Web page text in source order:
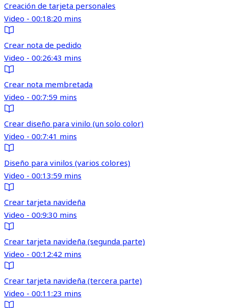
Creación de tarjeta personales
Video - 00:18:20 mins
Crear nota de pedido
Video - 00:26:43 mins
Crear nota membretada
Video - 00:7:59 mins
Crear diseño para vinilo (un solo color)
Video - 00:7:41 mins
Diseño para vinilos (varios colores)
Video - 00:13:59 mins
Crear tarjeta navideña
Video - 00:9:30 mins
Crear tarjeta navideña (segunda parte)
Video - 00:12:42 mins
Crear tarjeta navideña (tercera parte)
Video - 00:11:23 mins